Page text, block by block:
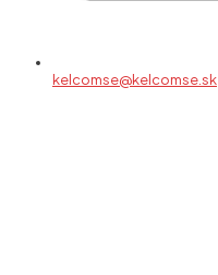
kelcomse@kelcomse.sk